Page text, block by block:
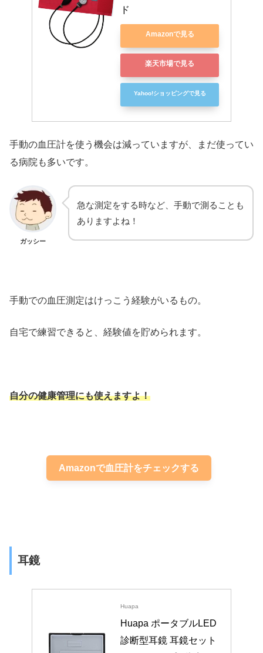
ド
Amazonで見る
楽天市場で見る
Yahoo!ショッピングで見る
手動の血圧計を使う機会は減っていますが、まだ使ってい
る病院も多いです。
ガッシー
急な測定をする時など、手動で測ることも
ありますよね！
手動での血圧測定はけっこう経験がいるもの。
自宅で練習できると、経験値を貯められます。
自分の健康管理にも使えますよ！
Amazonで血圧計をチェックする
耳鏡
Huapa
Huapa ポータブルLED
診断型耳鏡 耳鏡セット